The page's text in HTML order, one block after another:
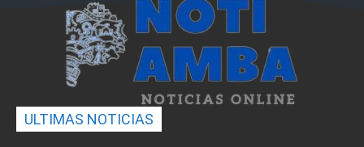
ULTIMAS NOTICIAS